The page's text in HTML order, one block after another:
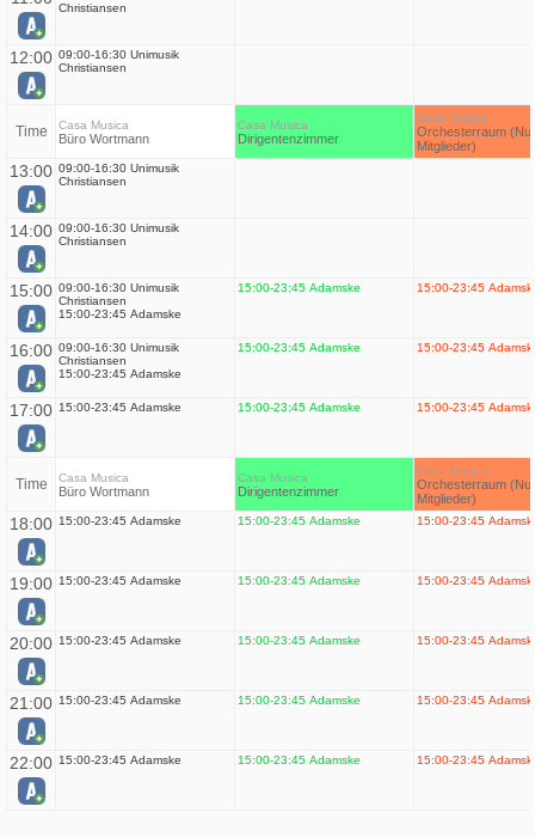
Christiansen
12:00 09:00-16:30 Unimusik
Christiansen
Time Casa Musica
Büro Wortmann
Casa Musica
Dirigentenzimmer
Casa Musica
Orchesterraum
Mitglieder)
13:00 09:00-16:30 Unimusik
Christiansen
14:00 09:00-16:30 Unimusik
Christiansen
15:00 09:00-16:30 Unimusik
Christiansen
15:00-23:45 Adamske
15:00-23:45 Adamske 15:00-23:45
16:00 09:00-16:30 Unimusik
Christiansen
15:00-23:45 Adamske
15:00-23:45 Adamske 15:00-23:45
17:00 15:00-23:45 Adamske 15:00-23:45 Adamske 15:00-23:45
Time Casa Musica
Büro Wortmann
Casa Musica
Dirigentenzimmer
Casa Musica
Orchesterraum
Mitglieder)
18:00 15:00-23:45 Adamske 15:00-23:45 Adamske 15:00-23:45
19:00 15:00-23:45 Adamske 15:00-23:45 Adamske 15:00-23:45
20:00 15:00-23:45 Adamske 15:00-23:45 Adamske 15:00-23:45
21:00 15:00-23:45 Adamske 15:00-23:45 Adamske 15:00-23:45
22:00 15:00-23:45 Adamske 15:00-23:45 Adamske 15:00-23:45